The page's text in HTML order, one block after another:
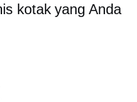
kotak yang Anda